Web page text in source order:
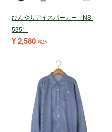
ひんやりアイスパーカー（NS-
535）
¥2,580 税込